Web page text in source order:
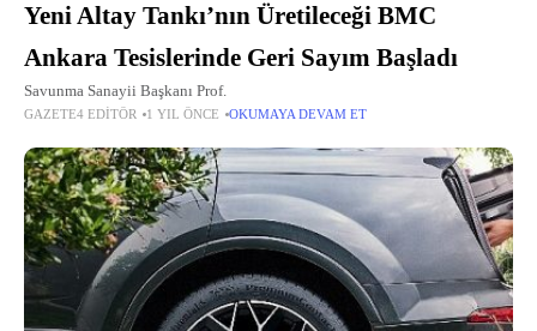
Yeni Altay Tankı’nın Üretileceği BMC
Ankara Tesislerinde Geri Sayım Başladı
Savunma Sanayii Başkanı Prof.
GAZETE4 EDITÖR 1 YIL ÖNCE OKUMAYA DEVAM ET